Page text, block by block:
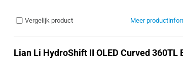
Vergelijk product Meer
Lian Li HydroShift II OLED Curved